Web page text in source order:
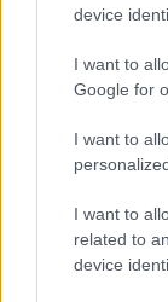
device
I want to
Google for
I want to
I want to
related to
device
az univerzum
és segítenek
nyitott az új
Az életed
átgondolásra.
és ne félj
*Hét év
beírása után